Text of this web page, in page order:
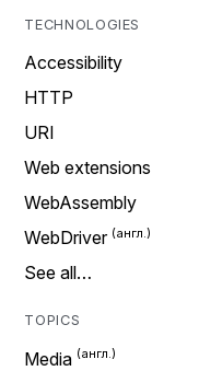
TECHNOLOGIES
Accessibility
HTTP
URI
Web extensions
WebAssembly
WebDriver
See all…
TOPICS
Media